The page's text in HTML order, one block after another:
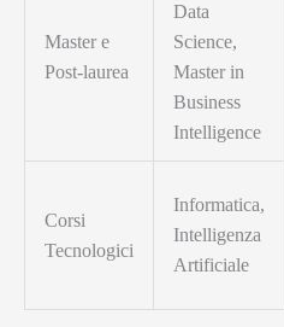
Master e
Post-laurea
Data
Science,
Master in
Business
Intelligence
Corsi
Tecnologici
Informatica,
Intelligenza
Artificiale